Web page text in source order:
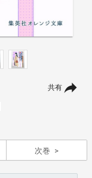
共有
次巻